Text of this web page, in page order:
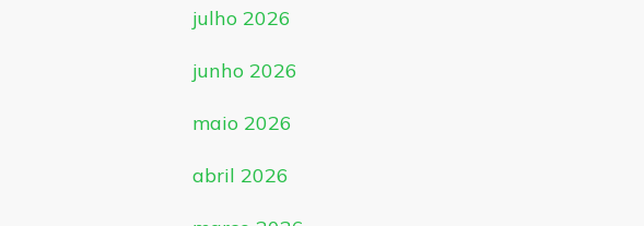
julho 2026
junho 2026
maio 2026
abril 2026